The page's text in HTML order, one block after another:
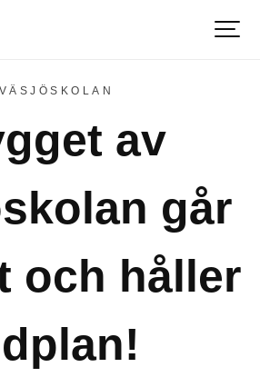
VÄSJÖSKOLAN
av
går
och håller